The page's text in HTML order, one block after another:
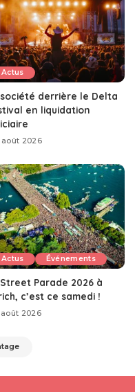
Actus
derrière le Delta
en liquidation
août 2026
Actus Événements
Parade 2026 à
c’est ce samedi !
août 2026